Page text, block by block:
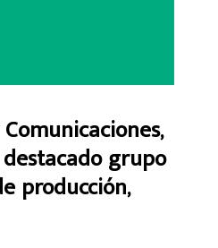
grupo
producción,